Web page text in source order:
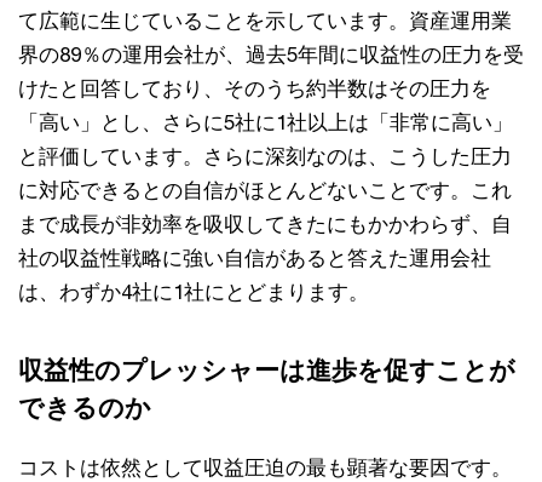
て広範に生じていることを示しています。資産運用業
界の89％の運用会社が、過去5年間に収益性の圧力を受
けたと回答しており、そのうち約半数はその圧力を
「高い」とし、さらに5社に1社以上は「非常に高い」
と評価しています。さらに深刻なのは、こうした圧力
に対応できるとの自信がほとんどないことです。これ
まで成長が非効率を吸収してきたにもかかわらず、自
社の収益性戦略に強い自信があると答えた運用会社
は、わずか4社に1社にとどまります。
収益性のプレッシャーは進歩を促すことが
できるのか
コストは依然として収益圧迫の最も顕著な要因です。